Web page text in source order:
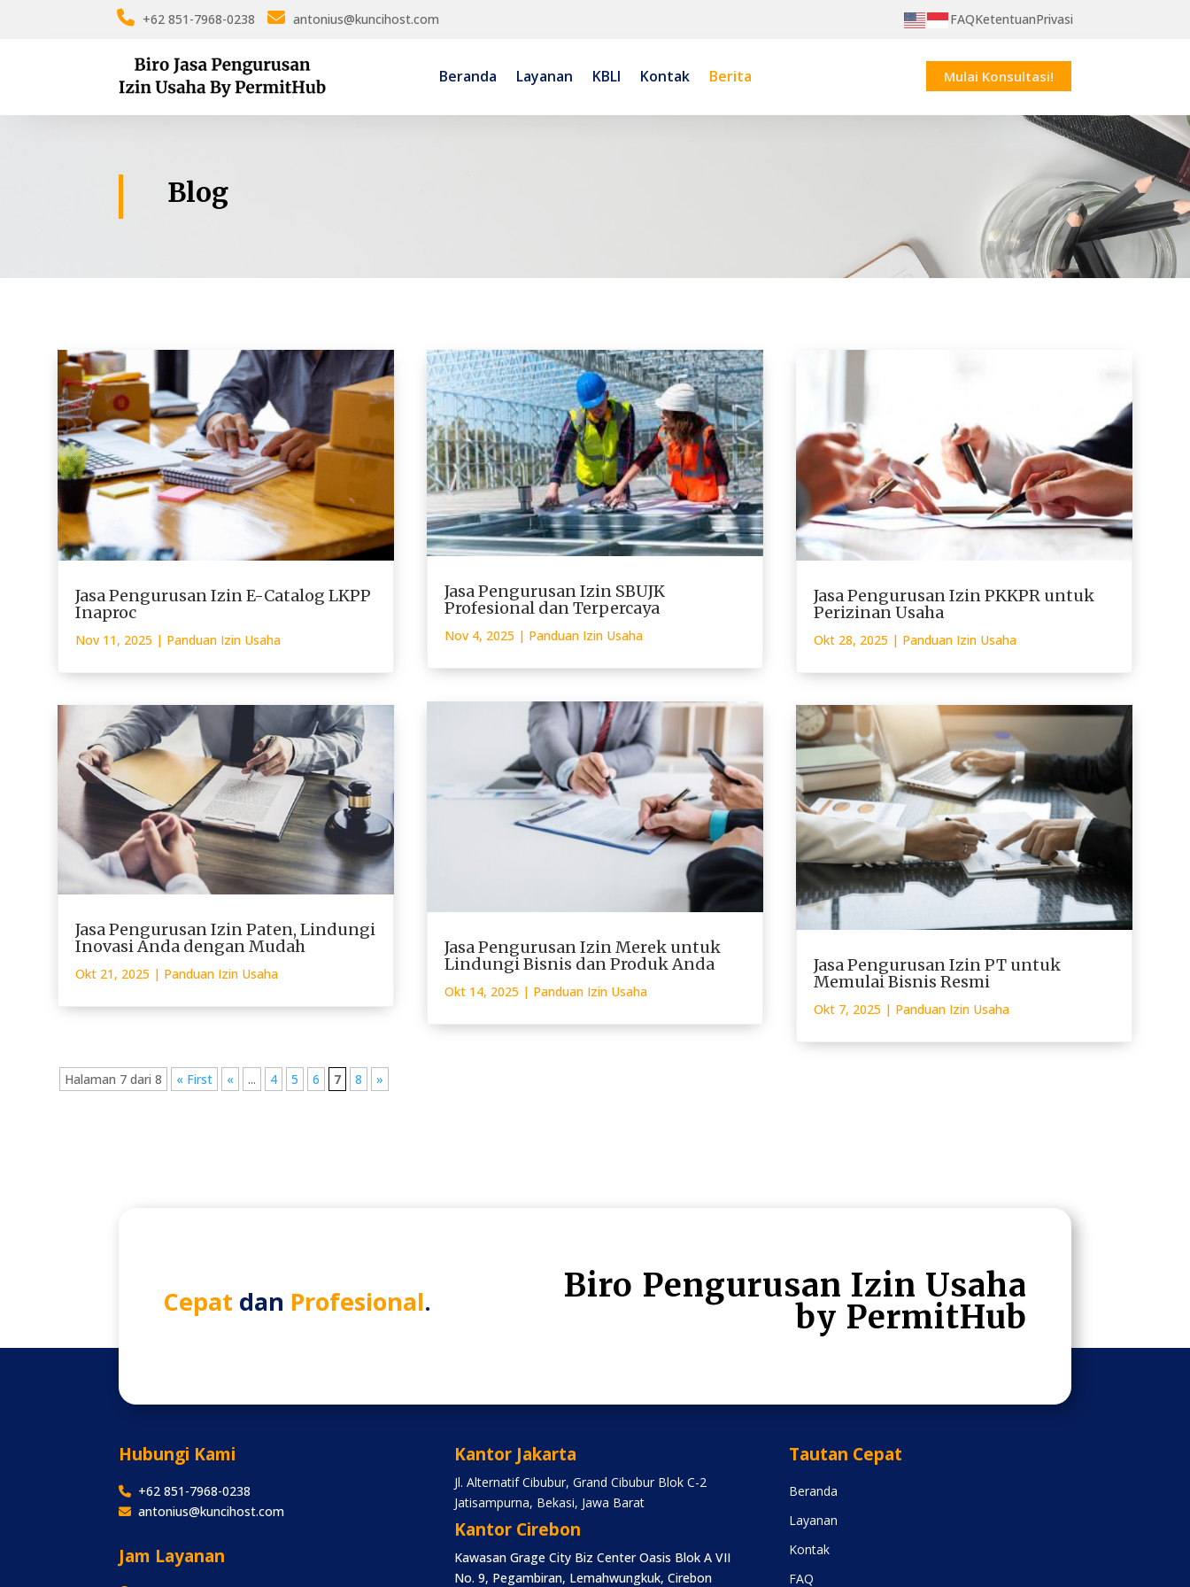
+62 851-7968-0238 antonius@kuncihost.com FAQKetentuanPrivasi
Beranda Layanan KBLI Kontak Berita Mulai Konsultasi!
Blog
Jasa Pengurusan Izin E-Catalog LKPP
Inaproc
Nov 11, 2025 | Panduan Izin Usaha
Jasa Pengurusan Izin Paten, Lindungi
Inovasi Anda dengan Mudah
Okt 21, 2025 | Panduan Izin Usaha
Jasa Pengurusan Izin SBUJK
Profesional dan Terpercaya
Nov 4, 2025 | Panduan Izin Usaha
Jasa Pengurusan Izin Merek untuk
Lindungi Bisnis dan Produk Anda
Okt 14, 2025 | Panduan Izin Usaha
Jasa Pengurusan Izin PKKPR untuk
Perizinan Usaha
Okt 28, 2025 | Panduan Izin Usaha
Jasa Pengurusan Izin PT untuk
Memulai Bisnis Resmi
Okt 7, 2025 | Panduan Izin Usaha
Halaman 7 dari 8 « First « ... 4 5 6 7 8 »
Cepat dan Profesional.
Biro Pengurusan Izin Usaha
by PermitHub
Hubungi Kami
+62 851-7968-0238
antonius@kuncihost.com
Jam Layanan
Kantor Jakarta
Jl. Alternatif Cibubur, Grand Cibubur Blok C-2
Jatisampurna, Bekasi, Jawa Barat
Kantor Cirebon
Kawasan Grage City Biz Center Oasis Blok A VII
No. 9, Pegambiran, Lemahwungkuk, Cirebon
Tautan Cepat
Beranda
Layanan
Kontak
FAQ